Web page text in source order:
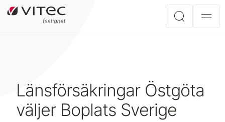
Länsförsäkringar Östgöta
väljer Boplats Sverige